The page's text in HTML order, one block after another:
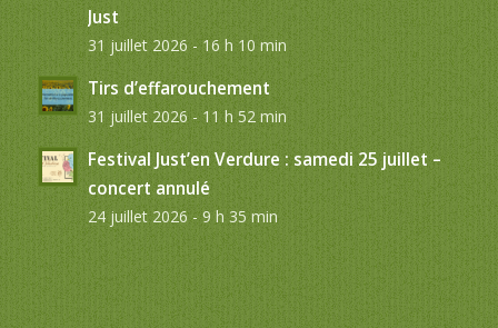
Just
31 juillet 2026 - 16 h 10 min
Tirs d’effarouchement
31 juillet 2026 - 11 h 52 min
Festival Just’en Verdure : samedi 25 juillet –
concert annulé
24 juillet 2026 - 9 h 35 min